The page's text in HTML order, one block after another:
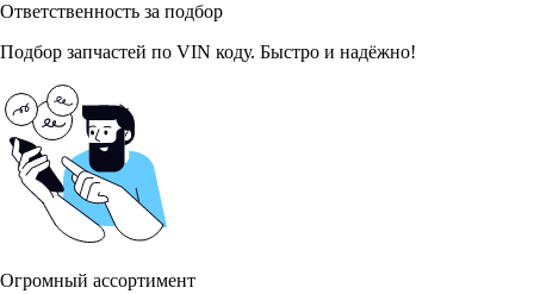
Ответственность за подбор
Подбор запчастей по VIN коду. Быстро и надёжно!
Огромный ассортимент